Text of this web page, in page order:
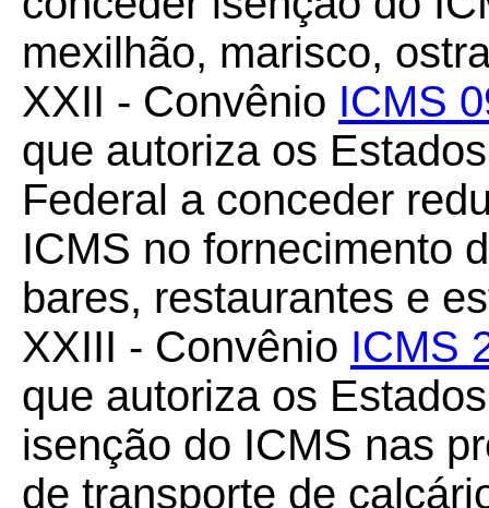
mexilhão, marisco,
XXII - Convênio ICMS
que autoriza os
Federal a conceder
ICMS no fornecimento
bares, restaurantes e
XXIII - Convênio ICMS
que autoriza os
isenção do ICMS nas
de transporte de